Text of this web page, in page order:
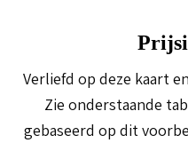
Verliefd op deze kaart
Zie onderstaande
gebaseerd op dit